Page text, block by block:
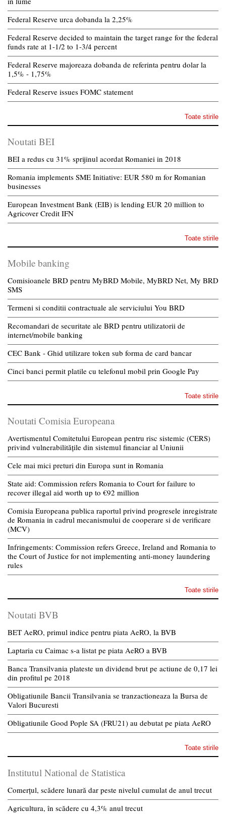
Federal Reserve urca dobanda la 2,25%
Federal Reserve decided to maintain the target range for the federal
funds rate at 1-1/2 to 1-3/4 percent
Federal Reserve majoreaza dobanda de referinta pentru dolar la
1,5% - 1,75%
Federal Reserve issues FOMC statement
Toate stirile
Noutati BEI
BEI a redus cu 31% sprijinul acordat Romaniei in 2018
Romania implements SME Initiative: EUR 580 m for Romanian
businesses
European Investment Bank (EIB) is lending EUR 20 million to
Agricover Credit IFN
Toate stirile
Mobile banking
Comisioanele BRD pentru MyBRD Mobile, MyBRD Net, My BRD
SMS
Termeni si conditii contractuale ale serviciului You BRD
Recomandari de securitate ale BRD pentru utilizatorii de
internet/mobile banking
CEC Bank - Ghid utilizare token sub forma de card bancar
Cinci banci permit platile cu telefonul mobil prin Google Pay
Toate stirile
Noutati Comisia Europeana
Avertismentul Comitetului European pentru risc sistemic (CERS)
privind vulnerabilitățile din sistemul financiar al Uniunii
Cele mai mici preturi din Europa sunt in Romania
State aid: Commission refers Romania to Court for failure to
recover illegal aid worth up to €92 million
Comisia Europeana publica raportul privind progresele inregistrate
de Romania in cadrul mecanismului de cooperare si de verificare
(MCV)
Infringements: Commission refers Greece, Ireland and Romania to
the Court of Justice for not implementing anti-money laundering
rules
Toate stirile
Noutati BVB
BET AeRO, primul indice pentru piata AeRO, la BVB
Laptaria cu Caimac s-a listat pe piata AeRO a BVB
Banca Transilvania plateste un dividend brut pe actiune de 0,17 lei
din profitul pe 2018
Obligatiunile Bancii Transilvania se tranzactioneaza la Bursa de
Valori Bucuresti
Obligatiunile Good Pople SA (FRU21) au debutat pe piata AeRO
Toate stirile
Institutul National de Statistica
Comerțul, scădere lunară dar peste nivelul cumulat de anul trecut
Agricultura, în scădere cu 4,3% anul trecut